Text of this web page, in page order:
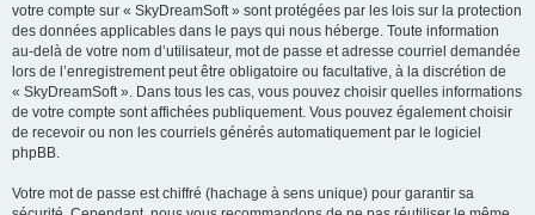
votre compte sur « SkyDreamSoft » sont protégées par les lois sur la protection
des données applicables dans le pays qui nous héberge. Toute information
au-delà de votre nom d’utilisateur, mot de passe et adresse courriel demandée
lors de l’enregistrement peut être obligatoire ou facultative, à la discrétion de
« SkyDreamSoft ». Dans tous les cas, vous pouvez choisir quelles informations
de votre compte sont affichées publiquement. Vous pouvez également choisir
de recevoir ou non les courriels générés automatiquement par le logiciel
phpBB.
Votre mot de passe est chiffré (hachage à sens unique) pour garantir sa